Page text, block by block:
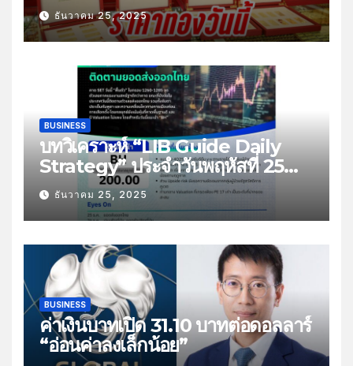
ธันวาคม 25, 2025
BUSINESS
บทวิเคราะห์ “LIB Guide Daily
Strategy” ประจำวันพฤหัสที่ 25
ธันวาคม 2568 หัวข้อ “ติดตามยอด
ส่งออกไทย”
ธันวาคม 25, 2025
BUSINESS
ค่าเงินบาทเปิด 31.10 บาทต่อดอลลาร์
“อ่อนค่าลงเล็กน้อย”